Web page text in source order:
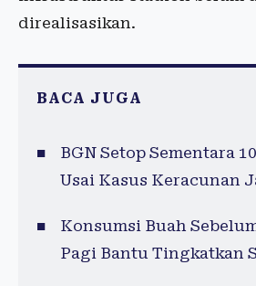
direalisasikan.
BACA JUGA
BGN Setop Sementara
Usai Kasus Keracunan
Konsumsi Buah
Pagi Bantu Tingkatkan